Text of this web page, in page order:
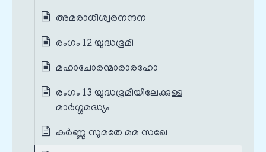
അമരാധീശ്വരനന്ദന
രംഗം 12 യുദ്ധഭൂമി
മഹാചോരന്മാരാരഹോ
രംഗം 13 യുദ്ധഭൂമിയിലേക്കുള്ള
മാർഗ്ഗമദ്ധ്യം
കർണ്ണ സുമതേ മമ സഖേ